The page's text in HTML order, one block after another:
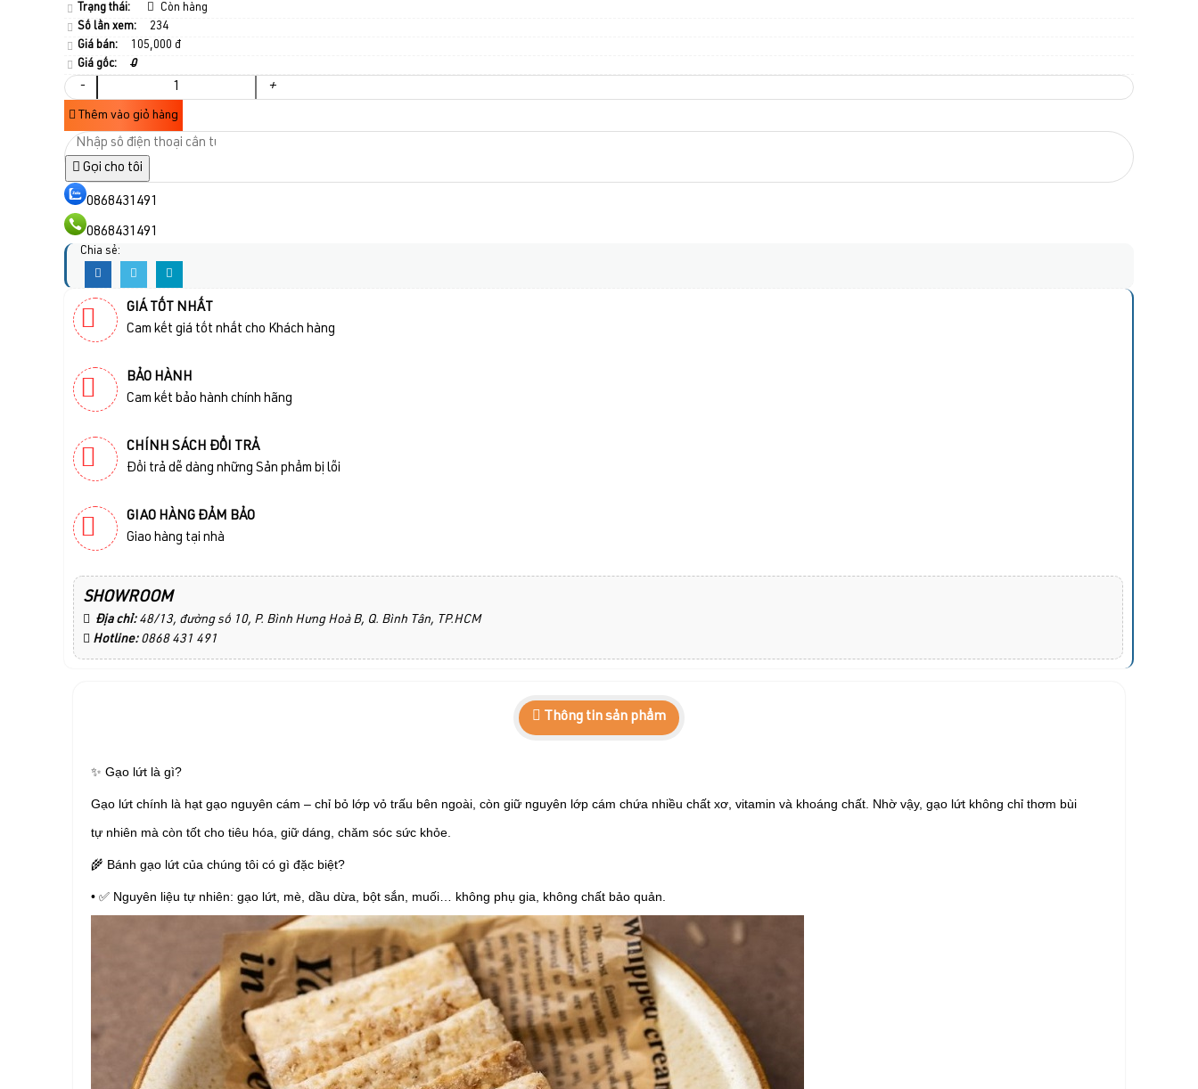
Trạng thái:
Còn hàng
Số lần xem:
234
Giá bán:
105,000 đ
Giá gốc:
0
- +
Thêm vào giỏ hàng
Gọi cho tôi
0868431491
0868431491
Chia sẻ:
GIÁ TỐT NHẤT
Cam kết giá tốt nhất cho Khách hàng
BẢO HÀNH
Cam kết bảo hành chính hãng
CHÍNH SÁCH ĐỔI TRẢ
Đổi trả dễ dàng những Sản phẩm bị lỗi
GIAO HÀNG ĐẢM BẢO
Giao hàng tại nhà
SHOWROOM
Địa chỉ: 48/13, đường số 10, P. Bình Hưng Hoà B, Q. Bình Tân, TP.HCM
Hotline: 0868 431 491
Thông tin sản phẩm
✨ Gạo lứt là gì?
Gạo lứt chính là hạt gạo nguyên cám – chỉ bỏ lớp vỏ trấu bên ngoài, còn giữ nguyên lớp cám chứa nhiều chất xơ, vitamin và khoáng chất. Nhờ vậy, gạo lứt không chỉ thơm bùi
tự nhiên mà còn tốt cho tiêu hóa, giữ dáng, chăm sóc sức khỏe.
🌾 Bánh gạo lứt của chúng tôi có gì đặc biệt?
• ✅ Nguyên liệu tự nhiên: gạo lứt, mè, dầu dừa, bột sắn, muối… không phụ gia, không chất bảo quản.